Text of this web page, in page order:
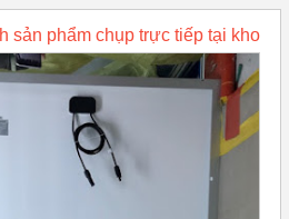
sản phẩm chụp trực tiếp tại kho